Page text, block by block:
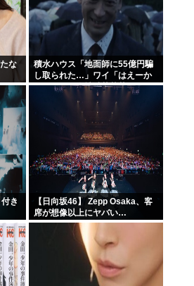
な
積水ハウス「地面師に55億円騙
し取られた…」ワイ「はえーか
わいそう…会社滅茶苦茶やろな
き
【日向坂46】 Zepp Osaka、客
席が想像以上にヤバい…